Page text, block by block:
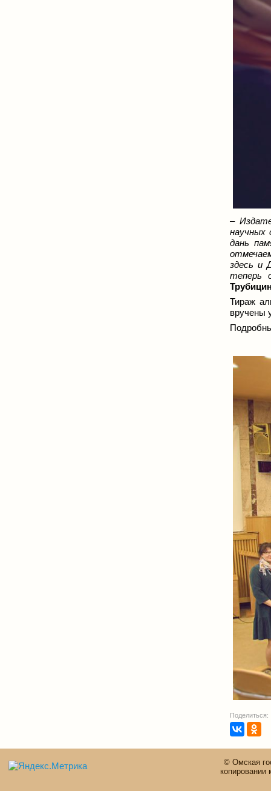
–
научных
дань
здесь и
теперь
Тираж
вручены
Поделиться:
© Омская
копировании